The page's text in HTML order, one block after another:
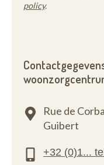
policy.
Rue de
Guibert